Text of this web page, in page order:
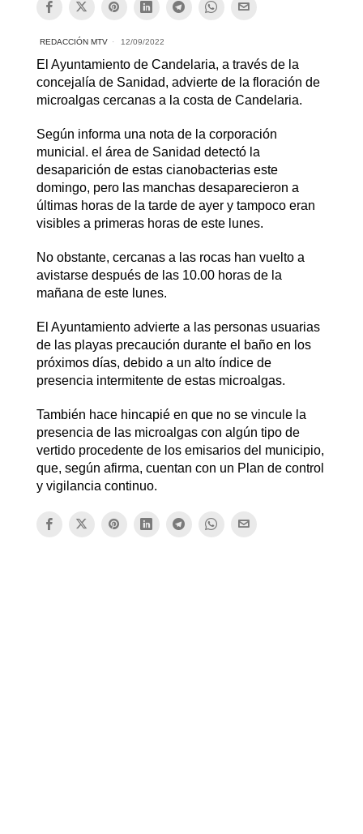
REDACCIÓN MTV 12/09/2022
El Ayuntamiento de Candelaria, a través de la
concejalía de Sanidad, advierte de la floración de
microalgas cercanas a la costa de Candelaria.
Según informa una nota de la corporación
municial. el área de Sanidad detectó la
desaparición de estas cianobacterias este
domingo, pero las manchas desaparecieron a
últimas horas de la tarde de ayer y tampoco eran
visibles a primeras horas de este lunes.
No obstante, cercanas a las rocas han vuelto a
avistarse después de las 10.00 horas de la
mañana de este lunes.
El Ayuntamiento advierte a las personas usuarias
de las playas precaución durante el baño en los
próximos días, debido a un alto índice de
presencia intermitente de estas microalgas.
También hace hincapié en que no se vincule la
presencia de las microalgas con algún tipo de
vertido procedente de los emisarios del municipio,
que, según afirma, cuentan con un Plan de control
y vigilancia continuo.